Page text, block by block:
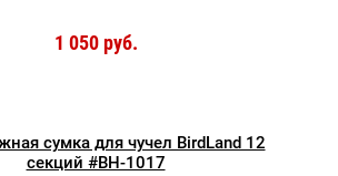
1 050 руб.
сумка для чучел BirdLand 12
секций #BH-1017